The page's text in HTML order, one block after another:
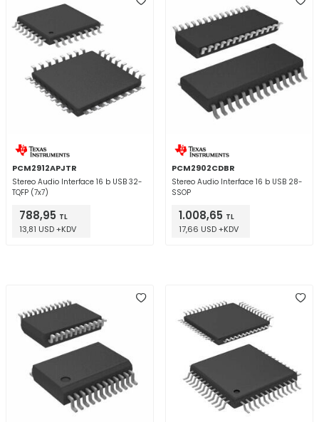
PCM2912APJTR
Stereo Audio Interface 16 b USB 32-
TQFP (7x7)
788,95 TL
13,81 USD +KDV
PCM2902CDBR
Stereo Audio Interface 16 b USB 28-
SSOP
1.008,65 TL
17,66 USD +KDV